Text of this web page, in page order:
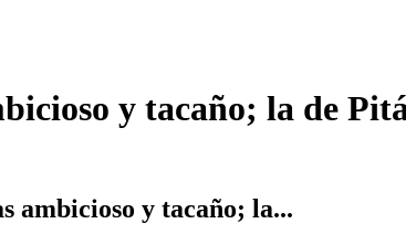
y tacaño; la de
ambicioso y tacaño; la...